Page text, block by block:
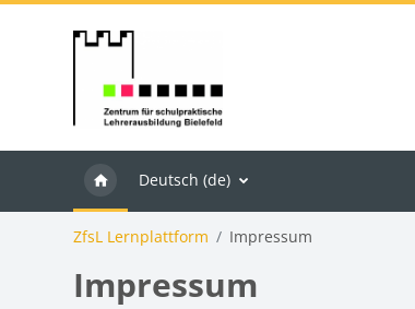
Deutsch ‎(de)‎
ZfsL Lernplattform Impressum
Impressum